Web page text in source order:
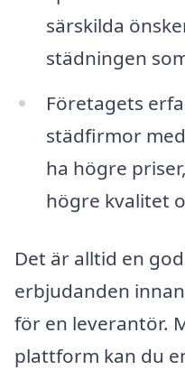
särskilda
städningen
Företagets
städfirmor
ha högre
högre kvalitet
Det är alltid en
erbjudanden
för en leverantör.
plattform kan du